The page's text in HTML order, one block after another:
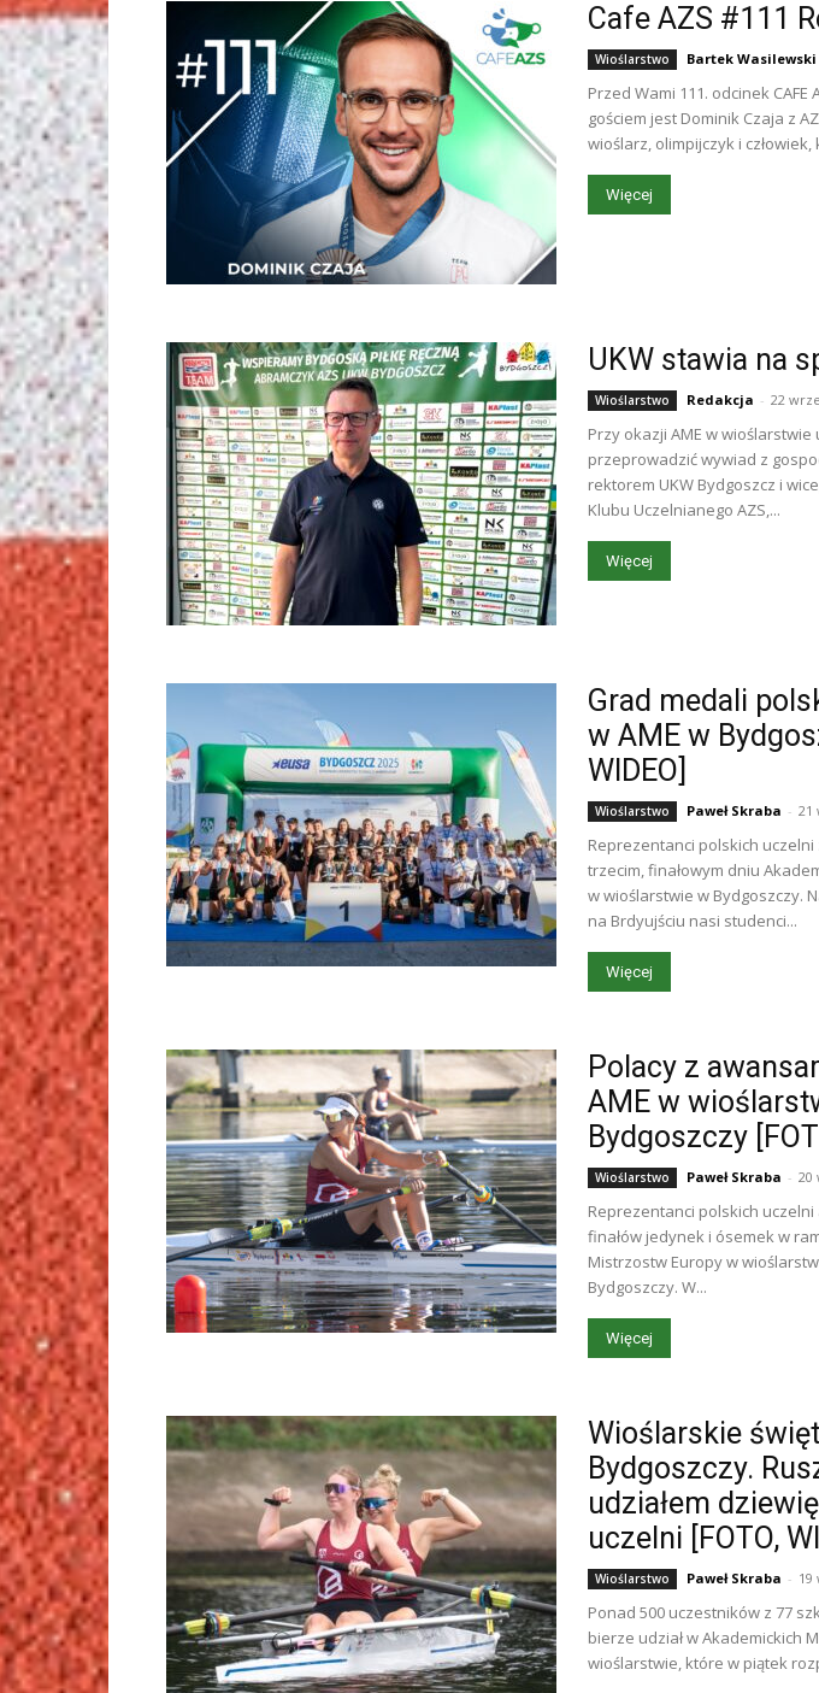
Cafe AZS #111
Wioślarstwo Bartek Wasilewski
Przed Wami 111. odcinek CAFE
gościem jest Dominik Czaja z
wioślarz, olimpijczyk i
Więcej
UKW stawia na
Wioślarstwo Redakcja - 22
Przy okazji AME w wioślarstwie
przeprowadzić wywiad z
rektorem UKW Bydgoszcz i
Klubu Uczelnianego AZS,...
Więcej
Grad medali
w AME w
WIDEO]
Wioślarstwo Paweł Skraba - 21
Reprezentanci polskich
trzecim, finałowym dniu
w wioślarstwie w Bydgoszczy.
na Brdyujściu nasi studenci...
Więcej
Polacy z
AME w
Bydgoszczy
Wioślarstwo Paweł Skraba - 20
Reprezentanci polskich
finałów jedynek i ósemek w
Mistrzostw Europy w
Bydgoszczy. W...
Więcej
Wioślarskie
Bydgoszczy.
udziałem
uczelni [FOTO,
Wioślarstwo Paweł Skraba - 19
Ponad 500 uczestników z 77
bierze udział w Akademickich
wioślarstwie, które w piątek